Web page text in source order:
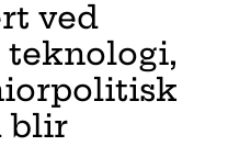
ved
blir